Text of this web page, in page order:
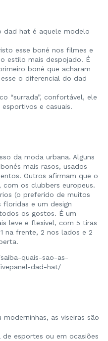
dad hat é aquele modelo
esse boné nos filmes e
estilo mais despojado. É
boné que acharam
o diferencial do dad
“surrada”, confortável, ele
e casuais.
da moda urbana. Alguns
mais rasos, usados
Outros afirmam que o
com os clubbers europeus.
(o preferido de muitos
floridas e um design
os gostos. É um
leve e flexível, com 5 tiras
na frente, 2 nos lados e 2
quais-sao-as-
dad-hat/
as viseiras são
esportes ou em ocasiões